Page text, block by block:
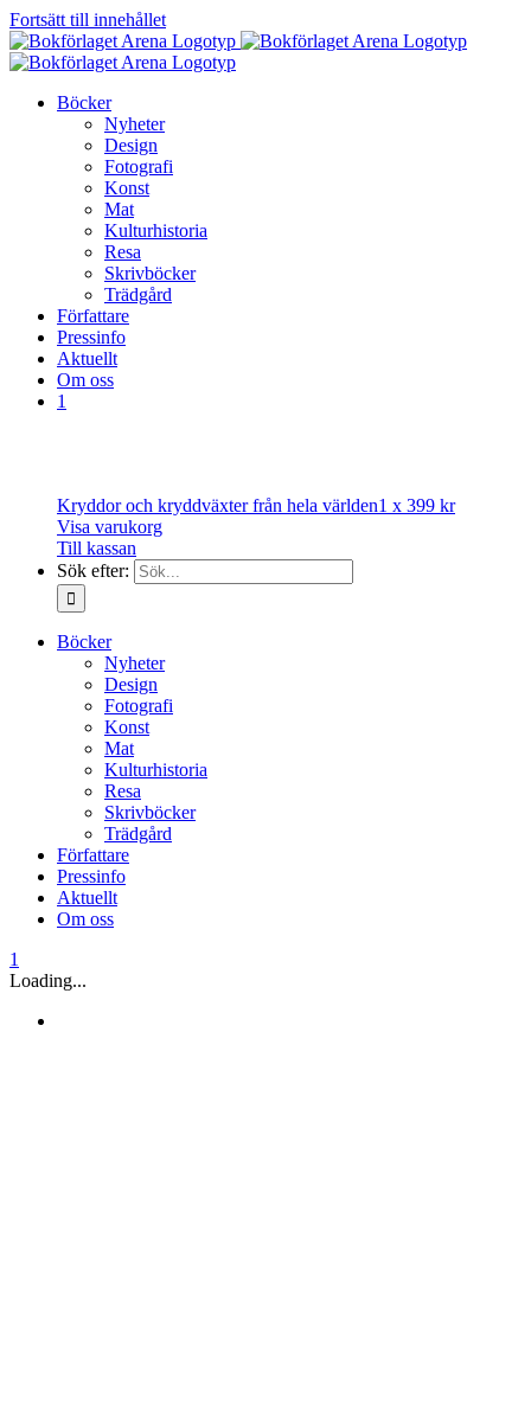
Fortsätt till innehållet
Böcker
Nyheter
Design
Fotografi
Konst
Mat
Kulturhistoria
Resa
Skrivböcker
Trädgård
Författare
Pressinfo
Aktuellt
Om oss
1
Kryddor och kryddväxter från hela världen1 x 399 kr
Visa varukorg
Till kassan
Sök efter:
Böcker
Nyheter
Design
Fotografi
Konst
Mat
Kulturhistoria
Resa
Skrivböcker
Trädgård
Författare
Pressinfo
Aktuellt
Om oss
1
Loading...